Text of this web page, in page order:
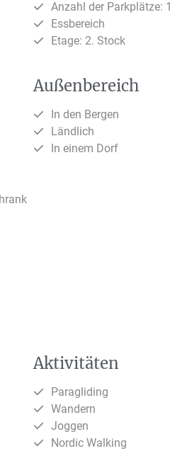
Anzahl der Parkplätze: 1
Essbereich
Etage: 2. Stock
Außenbereich
In den Bergen
Ländlich
In einem Dorf
Aktivitäten
Paragliding
Wandern
Joggen
Nordic Walking